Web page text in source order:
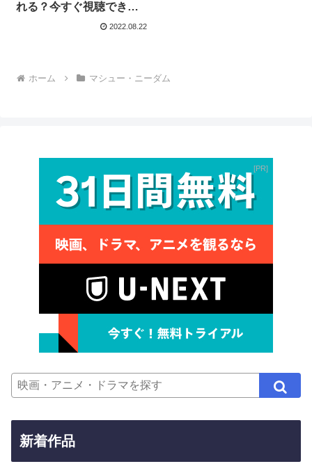
れる？今すぐ視聴できる
動画配信サービスを紹
2022.08.22
ホーム マシュー・ニーダム
PR
新着作品